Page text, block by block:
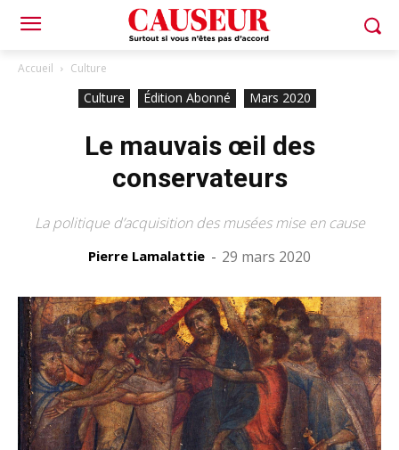
Accueil Culture
Culture Édition Abonné Mars 2020
Le mauvais œil des
conservateurs
La politique d’acquisition des musées mise en cause
Pierre Lamalattie - 29 mars 2020